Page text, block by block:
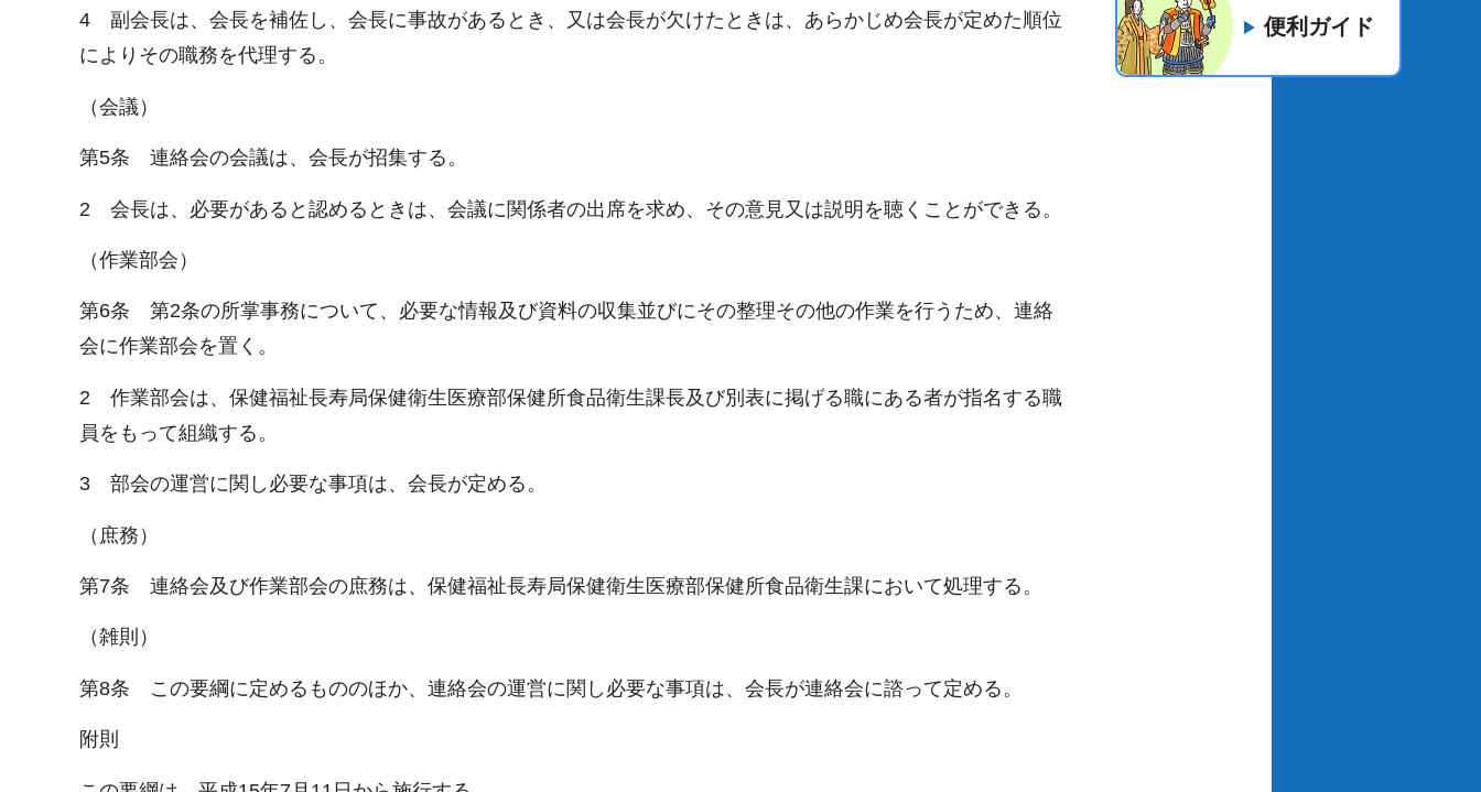
4 副会長は、会長を補佐し、会長に事故があるとき、又は会長が欠けたときは、あらかじめ会長が定めた順位
によりその職務を代理する。
（会議）
第5条 連絡会の会議は、会長が招集する。
2 会長は、必要があると認めるときは、会議に関係者の出席を求め、その意見又は説明を聴くことができる。
（作業部会）
第6条 第2条の所掌事務について、必要な情報及び資料の収集並びにその整理その他の作業を行うため、連絡
会に作業部会を置く。
2 作業部会は、保健福祉長寿局保健衛生医療部保健所食品衛生課長及び別表に掲げる職にある者が指名する職
員をもって組織する。
3 部会の運営に関し必要な事項は、会長が定める。
（庶務）
第7条 連絡会及び作業部会の庶務は、保健福祉長寿局保健衛生医療部保健所食品衛生課において処理する。
（雑則）
第8条 この要綱に定めるもののほか、連絡会の運営に関し必要な事項は、会長が連絡会に諮って定める。
附則
便利ガイド